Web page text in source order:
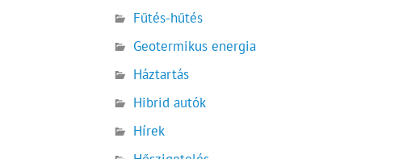
Fűtés-hűtés
Geotermikus energia
Háztartás
Hibrid autók
Hírek